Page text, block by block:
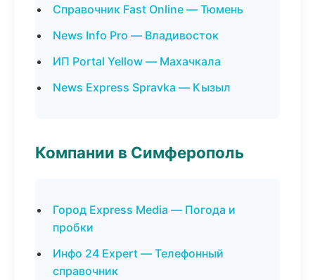
Справочник Fast Online — Тюмень
News Info Pro — Владивосток
ИП Portal Yellow — Махачкала
News Express Spravka — Кызыл
Компании в Симферополь
Город Express Media — Погода и
пробки
Инфо 24 Expert — Телефонный
справочник